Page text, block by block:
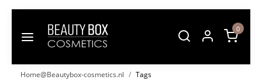
0
Home@Beautybox-cosmetics.nl
Tags